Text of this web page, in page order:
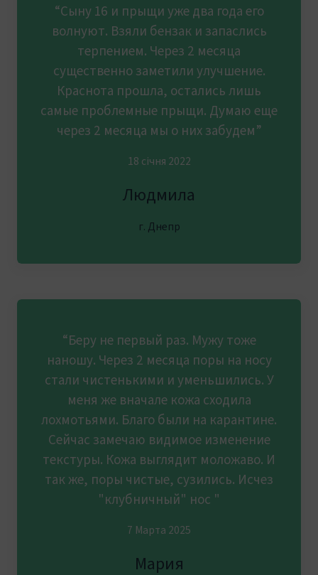
“Сыну 16 и прыщи уже два года его
волнуют. Взяли бензак и запаслись
терпением. Через 2 месяца
существенно заметили улучшение.
Краснота прошла, остались лишь
самые проблемные прыщи. Думаю еще
через 2 месяца мы о них забудем”
18 січня 2022
Людмила
г. Днепр
“Беру не первый раз. Мужу тоже
наношу. Через 2 месяца поры на носу
стали чистенькими и уменьшились. У
меня же вначале кожа сходила
лохмотьями. Благо были на карантине.
Сейчас замечаю видимое изменение
текстуры. Кожа выглядит моложаво. И
так же, поры чистые, сузились. Исчез
"клубничный" нос "
7 Марта 2025
Мария